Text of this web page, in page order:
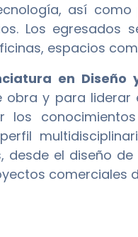
así
Los egresados
espacios
en
y para liderar
el diseño
comerciales